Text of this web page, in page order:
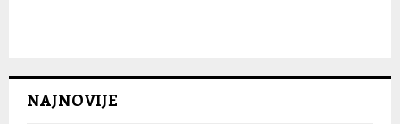
NAJNOVIJE